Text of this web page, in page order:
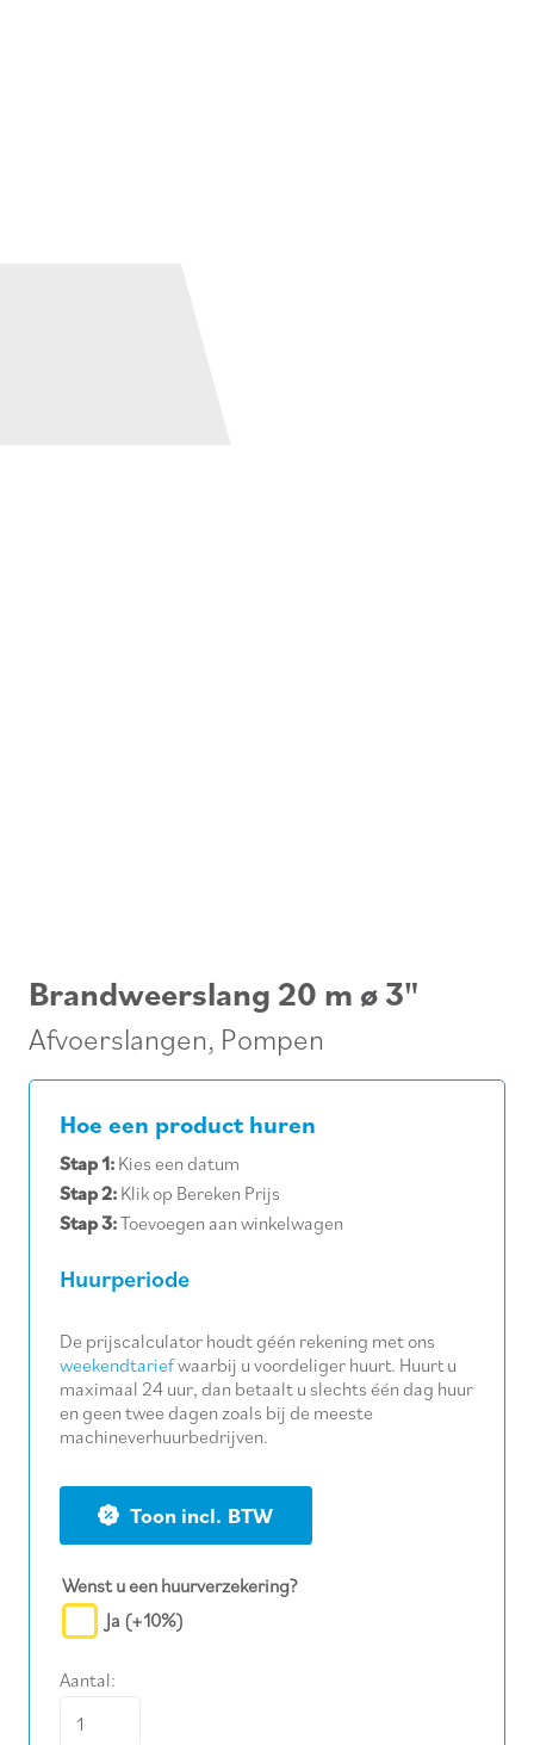
Brandweerslang 20 m ø 3"
Afvoerslangen, Pompen
Hoe een product huren
Stap 1: Kies een datum
Stap 2: Klik op Bereken Prijs
Stap 3:Toevoegen aan winkelwagen
Huurperiode
De prijscalculator houdt géén rekening met ons
weekendtariefwaarbij u voordeliger huurt. Huurt u
maximaal 24 uur, dan betaalt u slechts één dag huur
en geen twee dagen zoals bij de meeste
machineverhuurbedrijven.
BTW
Wenst u een huurverzekering?
Ja (+10%)
Aantal: